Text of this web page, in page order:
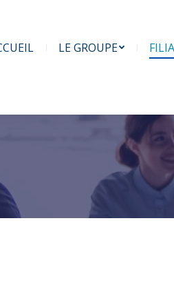
LE GROUPE